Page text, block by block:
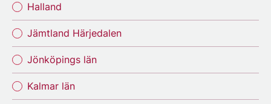
Halland
Jämtland Härjedalen
Jönköpings län
Kalmar län